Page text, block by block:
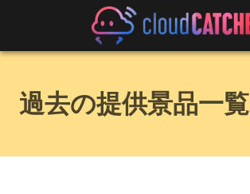
過去の提供景品一覧